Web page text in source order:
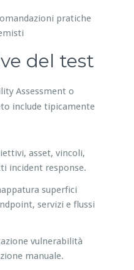
pratiche
del test
Assessment o
include tipicamente
asset, vincoli,
incident response.
superfici
servizi e flussi
vulnerabilità
manuale.